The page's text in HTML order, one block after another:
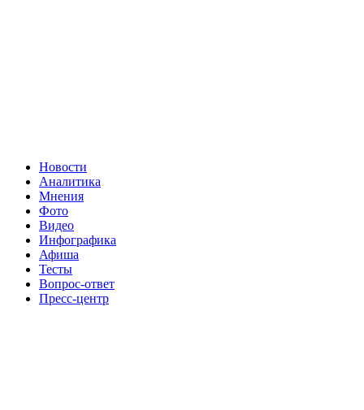
Новости
Аналитика
Мнения
Фото
Видео
Инфографика
Афиша
Тесты
Вопрос-ответ
Пресс-центр